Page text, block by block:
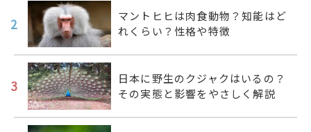
2
マントヒヒは肉食動物？知能はど
れくらい？性格や特徴
3
日本に野生のクジャクはいるの？
その実態と影響をやさしく解説